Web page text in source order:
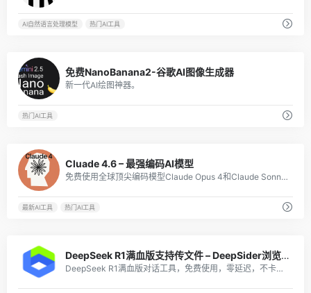
AI自然语言处理模型 热门AI工具
免费NanoBanana2-谷歌AI图像生成器
新一代AI绘图神器。
热门AI工具
Cluade 4.6 – 最强编码AI模型
免费使用全球顶尖编码模型Claude Opus 4和Claude Sonnet 4
最新AI工具 热门AI工具
DeepSeek R1满血版支持传文件 – DeepSider浏览器插件
DeepSeek R1满血版对话工具，免费使用，零延迟，不卡顿，支持文档解析